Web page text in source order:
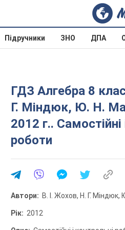
Підручники ЗНО ДПА
ГДЗ Алгебра 8
Г. Міндюк, Ю. Н.
2012 г.. Самостійні
роботи
Автори: В. І. Жохов, Н. Г.
Рік: 2012